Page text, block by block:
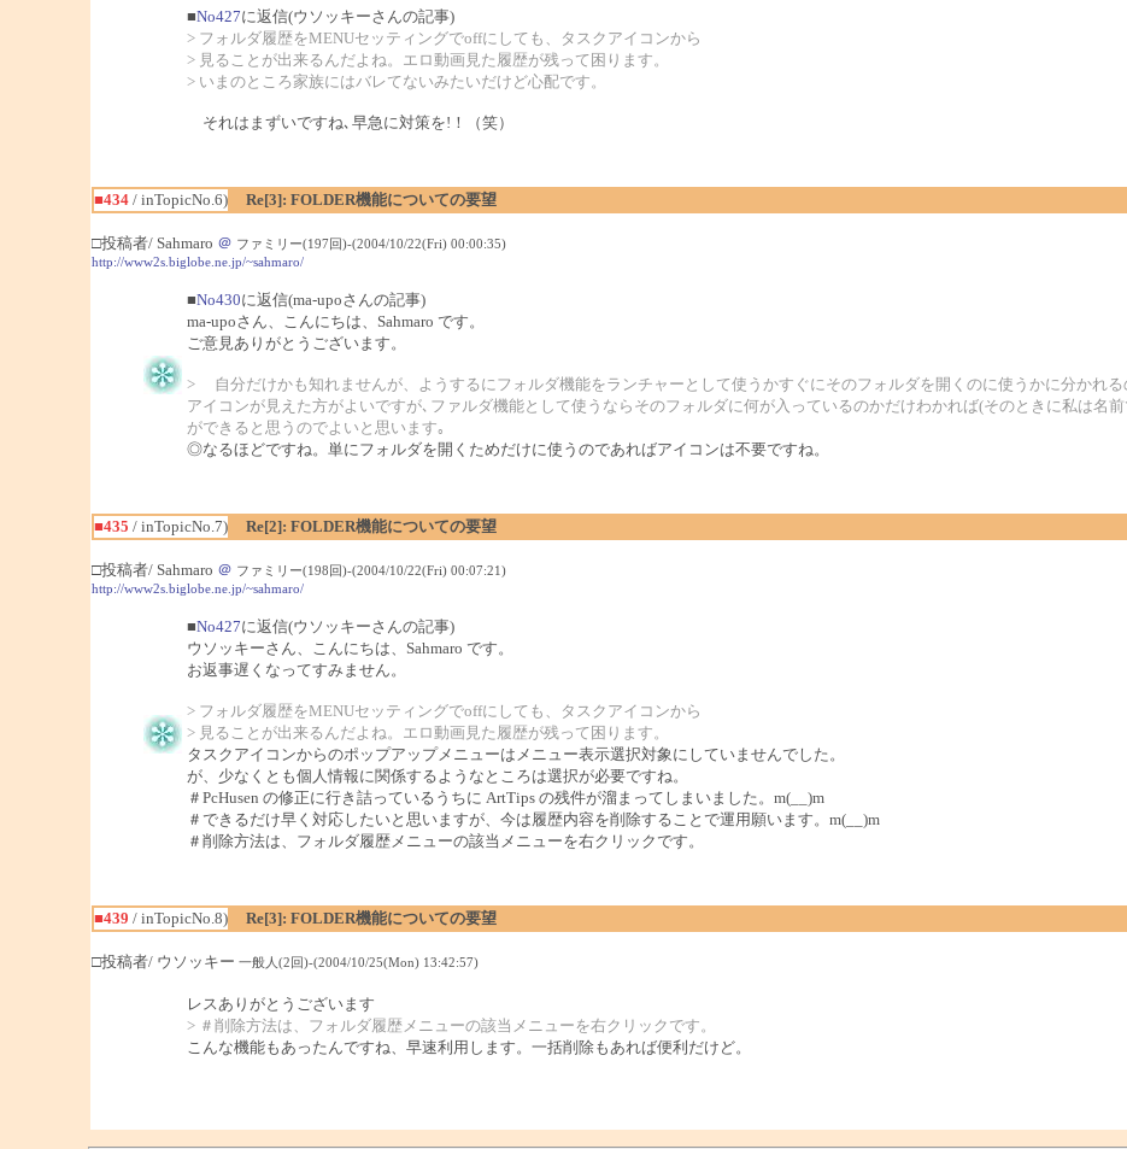
■No427に返信(ウソッキーさんの記事)
> フォルダ履歴をMENUセッティングでoffにしても、タスクアイコンから
> 見ることが出来るんだよね。エロ動画見た履歴が残って困ります。
> いまのところ家族にはバレてないみたいだけど心配です。
それはまずいですね､早急に対策を!！（笑）
■434/ inTopicNo.6)
Re[3]: FOLDER機能についての要望
□投稿者/ Sahmaro ＠ ファミリー(197回)-(2004/10/22(Fri) 00:00:35)
http://www2s.biglobe.ne.jp/~sahmaro/
■No430に返信(ma-upoさんの記事)
ma-upoさん、こんにちは、Sahmaro です。
ご意見ありがとうございます。
> 自分だけかも知れませんが、ようするにフォルダ機能をランチャーとして使うかすぐにそのフォルダを開くのに使うかに分かれ
アイコンが見えた方がよいですが､ファルダ機能として使うならそのフォルダに何が入っているのかだけわかれば(そのときに私は名
ができると思うのでよいと思います｡
◎なるほどですね。単にフォルダを開くためだけに使うのであればアイコンは不要ですね。
■435 / inTopicNo.7)
Re[2]: FOLDER機能についての要望
□投稿者/ Sahmaro ＠ ファミリー(198回)-(2004/10/22(Fri) 00:07:21)
http://www2s.biglobe.ne.jp/~sahmaro/
■No427に返信(ウソッキーさんの記事)
ウソッキーさん、こんにちは、Sahmaro です。
お返事遅くなってすみません。
> フォルダ履歴をMENUセッティングでoffにしても、タスクアイコンから
> 見ることが出来るんだよね。エロ動画見た履歴が残って困ります。
タスクアイコンからのポップアップメニューはメニュー表示選択対象にしていませんでした。
が、少なくとも個人情報に関係するようなところは選択が必要ですね。
＃PcHusen の修正に行き詰っているうちに ArtTips の残件が溜まってしまいました。m(__)m
＃できるだけ早く対応したいと思いますが、今は履歴内容を削除することで運用願います。m(__)m
＃削除方法は、フォルダ履歴メニューの該当メニューを右クリックです。
■439 / inTopicNo.8)
Re[3]: FOLDER機能についての要望
□投稿者/ ウソッキー 一般人(2回)-(2004/10/25(Mon) 13:42:57)
レスありがとうございます
> ＃削除方法は、フォルダ履歴メニューの該当メニューを右クリックです。
こんな機能もあったんですね、早速利用します。一括削除もあれば便利だけど。